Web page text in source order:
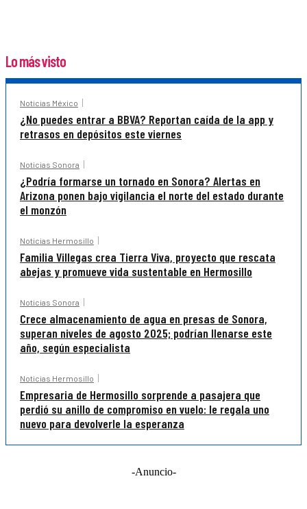
Lo más visto
Noticias México
¿No puedes entrar a BBVA? Reportan caída de la app y
retrasos en depósitos este viernes
Noticias Sonora
¿Podría formarse un tornado en Sonora? Alertas en
Arizona ponen bajo vigilancia el norte del estado durante
el monzón
Noticias Hermosillo
Familia Villegas crea Tierra Viva, proyecto que rescata
abejas y promueve vida sustentable en Hermosillo
Noticias Sonora
Crece almacenamiento de agua en presas de Sonora,
superan niveles de agosto 2025; podrían llenarse este
año, según especialista
Noticias Hermosillo
Empresaria de Hermosillo sorprende a pasajera que
perdió su anillo de compromiso en vuelo: le regala uno
nuevo para devolverle la esperanza
-Anuncio-